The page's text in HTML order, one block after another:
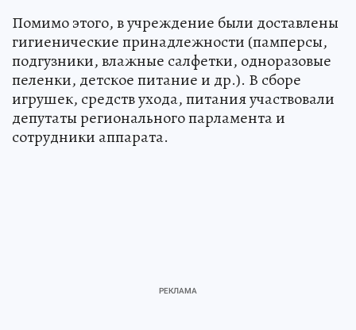
Помимо этого, в учреждение были доставлены
гигиенические принадлежности (памперсы,
подгузники, влажные салфетки, одноразовые
пеленки, детское питание и др.). В сборе
игрушек, средств ухода, питания участвовали
депутаты регионального парламента и
сотрудники аппарата.